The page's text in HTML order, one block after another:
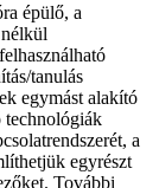
épülő, a
tanulás
egymást alakító
technológiák
a
egyrészt
További